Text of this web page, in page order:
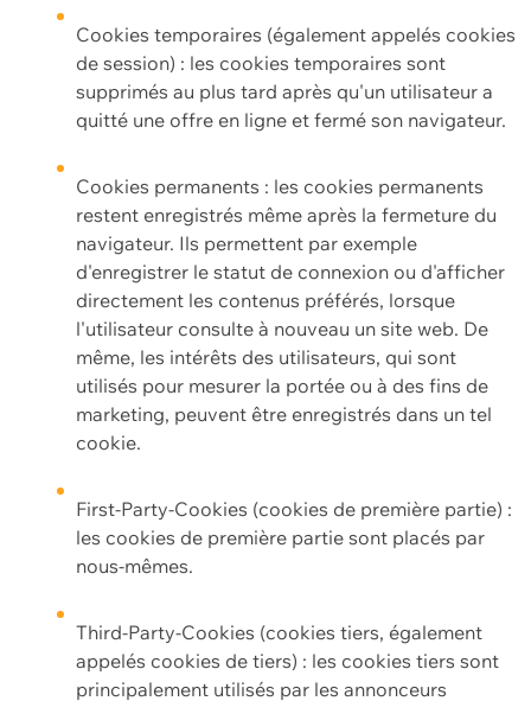
Cookies temporaires (également appelés cookies
de session) : les cookies temporaires sont
supprimés au plus tard après qu'un utilisateur a
quitté une offre en ligne et fermé son navigateur.
Cookies permanents : les cookies permanents
restent enregistrés même après la fermeture du
navigateur. Ils permettent par exemple
d'enregistrer le statut de connexion ou d'afficher
directement les contenus préférés, lorsque
l'utilisateur consulte à nouveau un site web. De
même, les intérêts des utilisateurs, qui sont
utilisés pour mesurer la portée ou à des fins de
marketing, peuvent être enregistrés dans un tel
cookie.
First-Party-Cookies (cookies de première partie) :
les cookies de première partie sont placés par
nous-mêmes.
Third-Party-Cookies (cookies tiers, également
appelés cookies de tiers) : les cookies tiers sont
principalement utilisés par les annonceurs